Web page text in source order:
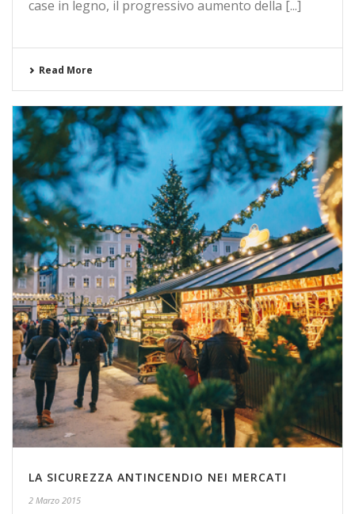
case in legno, il progressivo aumento della [...]
Read More
LA SICUREZZA ANTINCENDIO NEI MERCATI
2 Marzo 2015